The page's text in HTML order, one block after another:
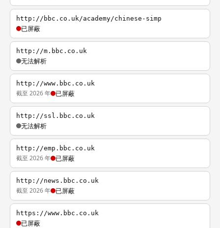
http://bbc.co.uk/academy/chinese-simp
已屏蔽
http://m.bbc.co.uk
无法解析
http://www.bbc.co.uk
截至 2026 年 已屏蔽
http://ssl.bbc.co.uk
无法解析
http://emp.bbc.co.uk
截至 2026 年 已屏蔽
http://news.bbc.co.uk
截至 2026 年 已屏蔽
https://www.bbc.co.uk
已屏蔽